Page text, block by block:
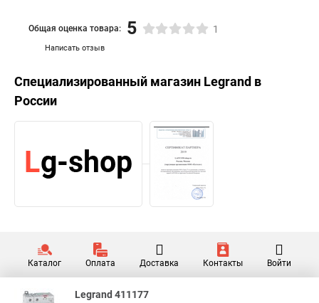
Написать отзыв
Общая оценка товара: 5 1
Специализированный магазин Legrand в
России
Каталог Оплата Доставка Контакты Войти
Legrand 411177